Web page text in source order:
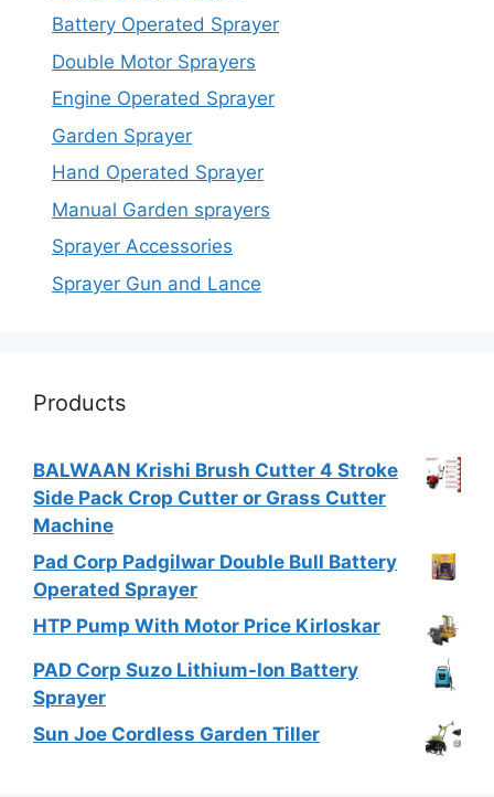
Battery Operated Sprayer
Double Motor Sprayers
Engine Operated Sprayer
Garden Sprayer
Hand Operated Sprayer
Manual Garden sprayers
Sprayer Accessories
Sprayer Gun and Lance
Products
BALWAAN Krishi Brush Cutter 4 Stroke
Side Pack Crop Cutter or Grass Cutter
Machine
Pad Corp Padgilwar Double Bull Battery
Operated Sprayer
HTP Pump With Motor Price Kirloskar
PAD Corp Suzo Lithium-Ion Battery
Sprayer
Sun Joe Cordless Garden Tiller